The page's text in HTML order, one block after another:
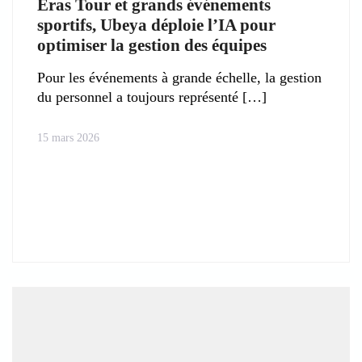
Eras Tour et grands événements
sportifs, Ubeya déploie l’IA pour
optimiser la gestion des équipes
Pour les événements à grande échelle, la gestion
du personnel a toujours représenté
15 mars 2026